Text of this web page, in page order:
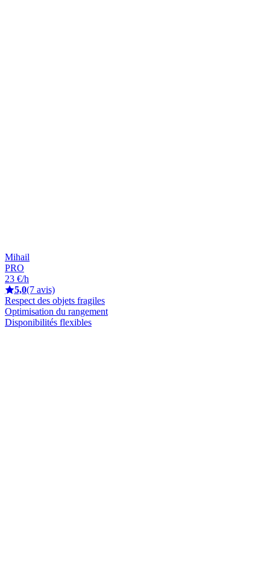
Mihail
PRO
23 €/h
5,0(7 avis)
Respect des objets fragiles
Optimisation du rangement
Disponibilités flexibles